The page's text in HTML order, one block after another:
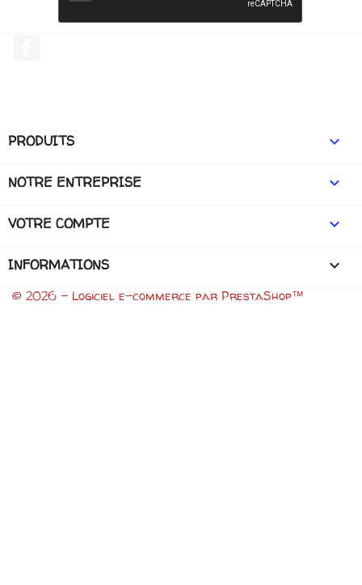
PRODUITS 
NOTRE ENTREPRISE 
VOTRE COMPTE 
INFORMATIONS keyboard_arrow_down
© 2026 - Logiciel e-commerce par PrestaShop™